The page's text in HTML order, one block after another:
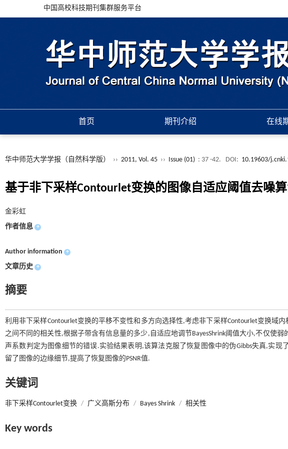
中国高校科技期刊集群服务平台
首页 期刊介绍 在线
华中师范大学学报（自然科学版） ›› 2011, Vol. 45 ›› Issue (01) : 37 -42. DOI: 10.19603/
基于非下采样Contourlet变换的图像自适应阈值去噪
金彩虹
作者信息 +
Author information +
文章历史 +
摘要
利用非下采样Contourlet变换的平移不变性和多方向选择性,考虑非下采样Contourlet变换域
之间不同的相关性,根据子带含有信息量的多少,自适应地调节BayesShrink阈值大小,不仅使
声系数判定为图像细节的错误.实验结果表明,该算法克服了恢复图像中的伪Gibbs失真,实
留了图像的边缘细节,提高了恢复图像的PSNR值.
关键词
非下采样Contourlet变换 / 广义高斯分布 / Bayes Shrink / 相关性
Key words